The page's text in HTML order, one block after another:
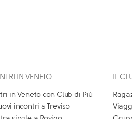
IN VENETO
in Veneto con Club di Più
incontri a Treviso
IL